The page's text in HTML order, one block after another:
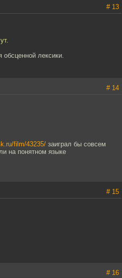
# 13
обсценной лексики.
# 14
film/43235/ заиграл бы совсем
на понятном языке
# 15
# 16